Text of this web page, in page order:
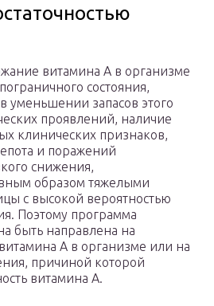
витамина А в организме
состояния,
уменьшении запасов этого
проявлений, наличие
клинических признаков,
и поражений
снижения,
образом тяжелыми
с высокой вероятностью
Поэтому программа
быть направлена на
А в организме или на
причиной которой
витамина А.